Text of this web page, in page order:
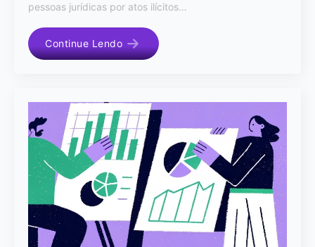
pessoas jurídicas por atos ilícitos…
Continue Lendo